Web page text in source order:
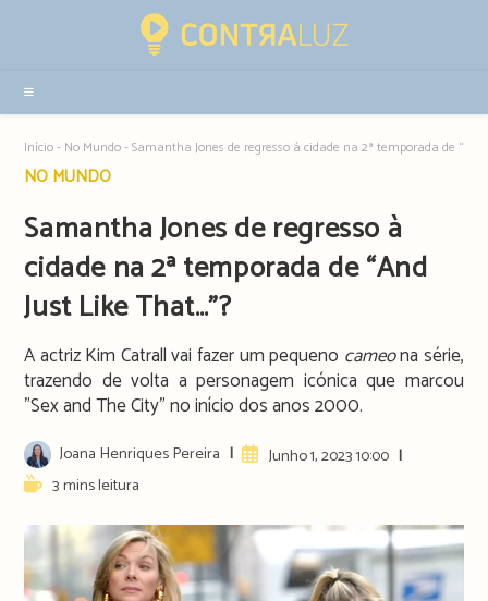
sidebar
Início- No Mundo-Samantha Jones de regresso à cidade na 2ª temporada de
Post
NO MUNDO
Samantha Jones de regresso à
cidade na 2ª temporada de “And
Just Like That…”?
A actriz Kim Catrall vai fazer um pequeno cameona série,
trazendo de volta a personagem icónica que marcou
"Sex and The City" no início dos anos 2000.
Post
author:
Joana Henriques Pereira
ArtigoJunho 1, 2023 10:00
Reading3 mins leitura